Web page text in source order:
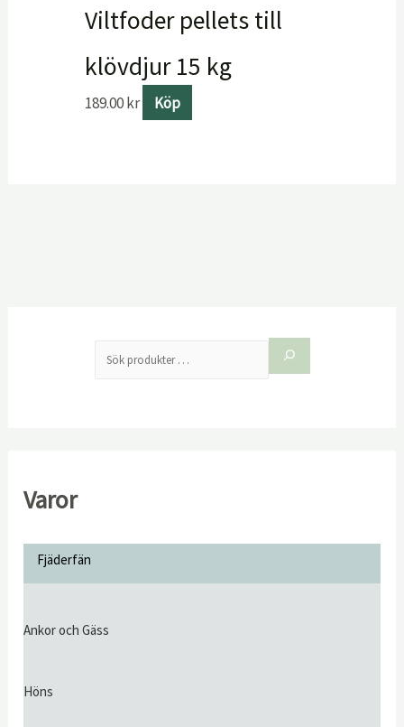
Varor
Fjäderfän
Ankor och Gäss
Höns
Viltfoder pellets till
klövdjur 15 kg
189.00kr Köp